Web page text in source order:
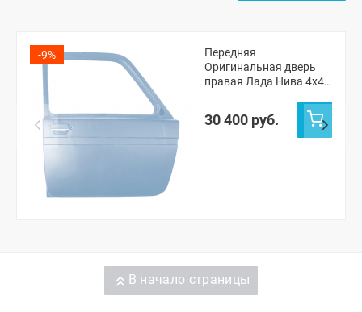
-9%
Передняя
Оригинальная дверь
правая Лада Нива 4х4
королева 690)
30 400 руб.
В начало страницы